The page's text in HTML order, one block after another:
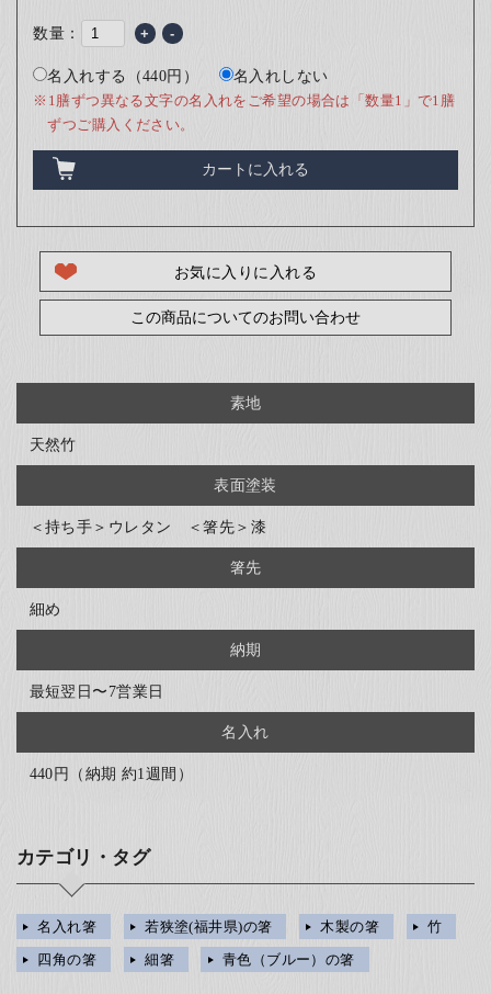
数量： + -
名入れする（440円） 名入れしない
※1膳ずつ異なる文字の名入れをご希望の場合は「数量1」で1膳
ずつご購入ください。
カートに入れる
お気に入りに入れる
この商品についてのお問い合わせ
素地
天然竹
表面塗装
＜持ち手＞ウレタン ＜箸先＞漆
箸先
細め
納期
最短翌日〜7営業日
名入れ
440円（納期 約1週間）
カテゴリ・タグ
名入れ箸 若狭塗(福井県)の箸 木製の箸
竹
四角の箸
細箸 青色（ブルー）の箸